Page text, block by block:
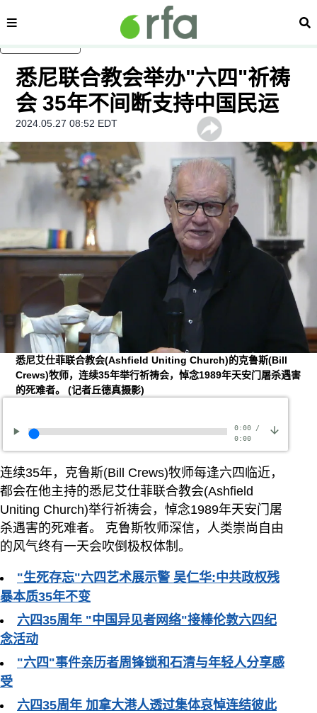
内容分类 搜
悉尼联合教会举办"六四"祈祷
会 35年不间断支持中国民运
2024.05.27 08:52 EDT
悉尼艾仕菲联合教会(Ashfield Uniting Church)的克鲁斯(Bill
Crews)牧师，连续35年举行祈祷会，悼念1989年天安门屠杀遇害
的死难者。(记者丘德真摄影)
0:00/
0:00
连续35年，克鲁斯(Bill Crews)牧师每逢六四临近，
都会在他主持的悉尼艾仕菲联合教会(Ashfield
Uniting Church)举行祈祷会，悼念1989年天安门屠
杀遇害的死难者。 克鲁斯牧师深信，人类崇尚自由
的风气终有一天会吹倒极权体制。
"生死存忘"六四艺术展示警 吴仁华:中共政权残
暴本质35年不变
六四35周年 "中国异见者网络"接棒伦敦六四纪
念活动
"六四"事件亲历者周锋锁和石清与年轻人分享感
受
六四35周年 加拿大港人透过集体哀悼连结彼此